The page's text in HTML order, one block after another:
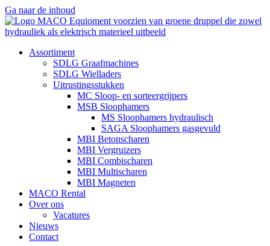
Ga naar de inhoud
Assortiment
SDLG Graafmachines
SDLG Wielladers
Uitrustingsstukken
MC Sloop- en sorteergrijpers
MSB Sloophamers
MS Sloophamers hydraulisch
SAGA Sloophamers gasgevuld
MBI Betonscharen
MBI Vergruizers
MBI Combischaren
MBI Multischaren
MBI Magneten
MACO Rental
Over ons
Vacatures
Nieuws
Contact